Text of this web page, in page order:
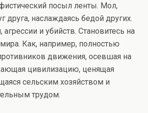
посыл ленты. Мол,
друга, наслаждаясь бедой других.
агрессии и убийств. Становитесь на
Как, например, полностью
движения, осевшая на
цивилизацию, ценящая
сельским хозяйством и
трудом.